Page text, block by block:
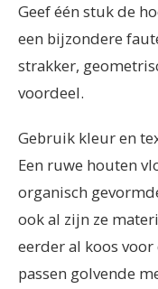
Geef één stuk de
een bijzondere
strakker,
voordeel.
Gebruik kleur en
Een ruwe houten
organisch
ook al zijn ze
eerder al koos
passen golvende